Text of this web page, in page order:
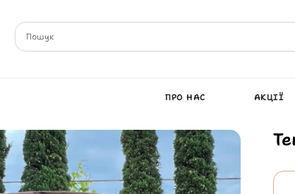
ПРО НАС АКЦІЇ